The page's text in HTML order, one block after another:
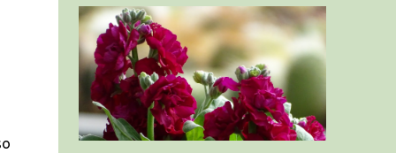
Rosa perfumada: